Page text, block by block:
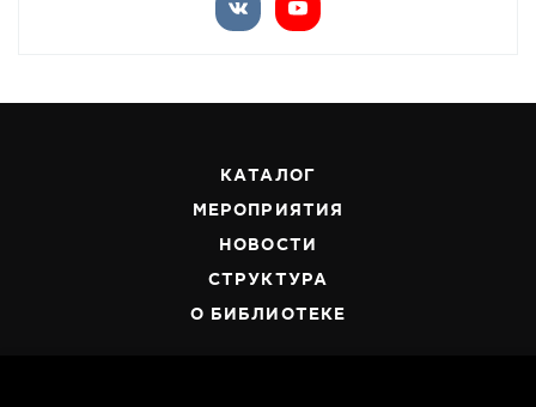
КАТАЛОГ
МЕРОПРИЯТИЯ
НОВОСТИ
СТРУКТУРА
О БИБЛИОТЕКЕ